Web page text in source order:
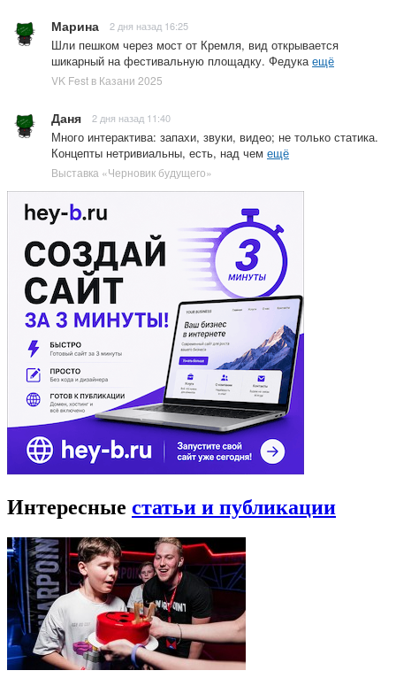
Марина 2 дня назад 16:25
Шли пешком через мост от Кремля, вид открывается
шикарный на фестивальную площадку. Федукаещё
VK Fest в Казани 2025
Даня 2 дня назад 11:40
Много интерактива: запахи, звуки, видео; не только статика.
Концепты нетривиальны, есть, над чем ещё
Выставка «Черновик будущего»
Интересные статьи и публикации